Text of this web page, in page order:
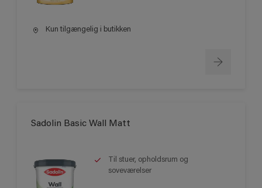
Kun tilgængelig i butikken
Sadolin Basic Wall Matt
Til stuer, opholdsrum og
soveværelser